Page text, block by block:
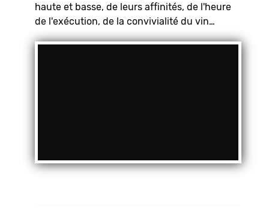
haute et basse, de leurs affinités, de l'heure
de l'exécution, de la convivialité du vin…